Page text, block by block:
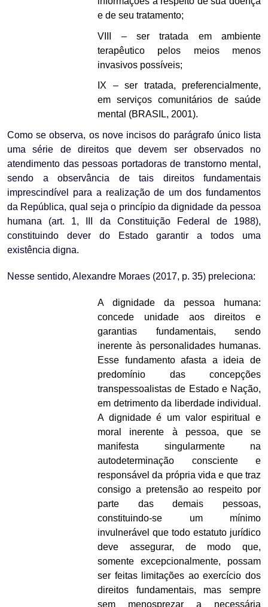
e de seu tratamento;
VIII – ser tratada em ambiente
terapêutico pelos meios menos
invasivos possíveis;
IX – ser tratada, preferencialmente,
em serviços comunitários de saúde
mental (BRASIL, 2001).
Como se observa, os nove incisos do parágrafo único lista
uma série de direitos que devem ser observados no
atendimento das pessoas portadoras de transtorno mental,
sendo a observância de tais direitos fundamentais
imprescindível para a realização de um dos fundamentos
da República, qual seja o princípio da dignidade da pessoa
humana (art. 1, III da Constituição Federal de 1988),
constituindo dever do Estado garantir a todos uma
existência digna.
Nesse sentido, Alexandre Moraes (2017, p. 35) preleciona:
A dignidade da pessoa humana:
concede unidade aos direitos e
garantias fundamentais, sendo
inerente às personalidades humanas.
Esse fundamento afasta a ideia de
predomínio das concepções
transpessoalistas de Estado e Nação,
em detrimento da liberdade individual.
A dignidade é um valor espiritual e
moral inerente à pessoa, que se
manifesta singularmente na
autodeterminação consciente e
responsável da própria vida e que traz
consigo a pretensão ao respeito por
parte das demais pessoas,
constituindo-se um mínimo
invulnerável que todo estatuto jurídico
deve assegurar, de modo que,
somente excepcionalmente, possam
ser feitas limitações ao exercício dos
direitos fundamentais, mas sempre
sem menosprezar a necessária